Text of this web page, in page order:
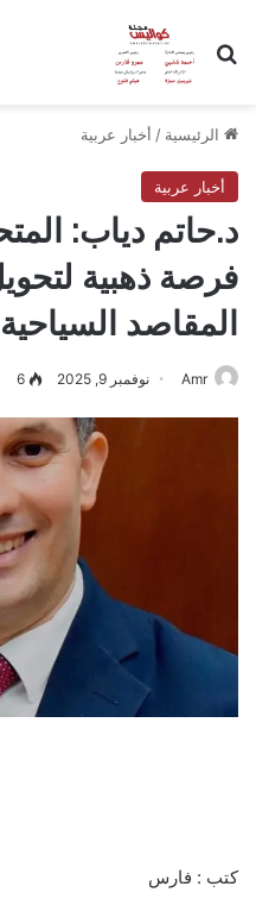
بحث عن
الرئيسية / أخبار عربية
أخبار عربية
د.حاتم دياب:
فرصة ذهبية
المقاصد
Amr نوفمبر 9, 2025 6
كتب : فارس